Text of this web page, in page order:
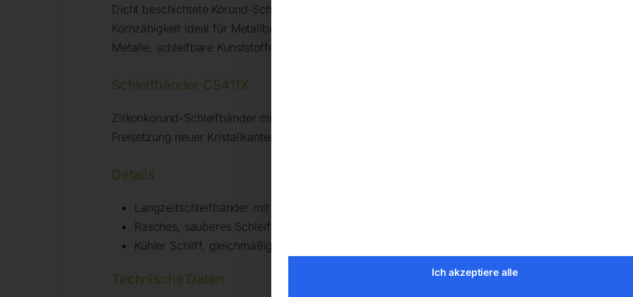
Dicht beschichtete Korund-Schleifbänder mit Kunstharzbindung auf schwerem, hochflexiblem
Kornzähigkeit ideal für Metallbearbeitung, je nach Kennzeichnung auch bzw. speziell für Inox/Niro/
Metalle, schleifbare Kunststoffe und Holz.
Schleifbänder CS411X
Zirkonkorund-Schleifbänder mit höchster Standzeit für zähe Werkstoffe wie Inox/Niro/Edelstahl.
Freisetzung neuer Kristallkanten.
Details
Langzeitschleifbänder mit hoher Standzeitauch bei intensiver Verwendung
Rasches, sauberes Schleifergebnis
Kühler Schliff, gleichmäßiges Schliffbild
Technische Daten Ich akzeptiere alle